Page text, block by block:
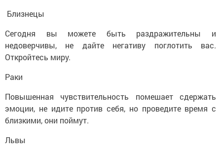
Близнецы
Сегодня вы можете быть раздражительны и
недоверчивы, не дайте негативу поглотить вас.
Откройтесь миру.
Раки
Повышенная чувствительность помешает сдержать
эмоции, не идите против себя, но проведите время с
близкими, они поймут.
Львы